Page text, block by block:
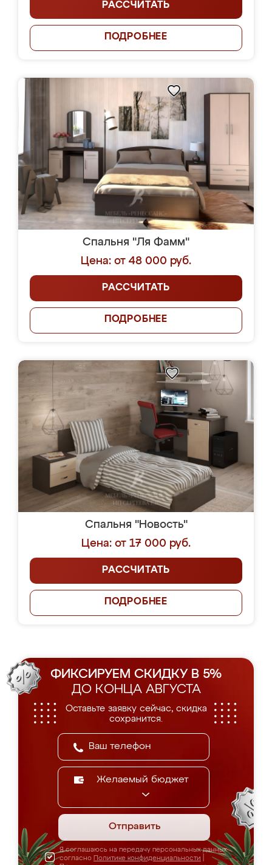
РАССЧИТАТЬ
ПОДРОБНЕЕ
Спальня "Ля Фамм"
Цена: от 48 000 руб.
РАССЧИТАТЬ
ПОДРОБНЕЕ
Спальня "Новость"
Цена: от 17 000 руб.
РАССЧИТАТЬ
ПОДРОБНЕЕ
ФИКСИРУЕМ СКИДКУ В 5%
ДО КОНЦА АВГУСТА
Оставьте заявку сейчас, скидка
сохранится.
Желаемый бюджет
Отправить
Я соглашаюсь на передачу персональных данных
согласно Политике конфиденциальности